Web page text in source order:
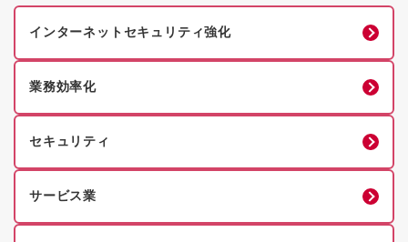
インターネットセキュリティ強化
業務効率化
セキュリティ
サービス業